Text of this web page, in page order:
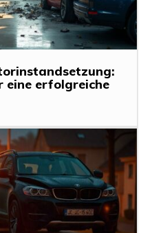
eine erfolgreiche